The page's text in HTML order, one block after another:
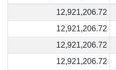
12,921,206.72
12,921,206.72
12,921,206.72
12,921,206.72